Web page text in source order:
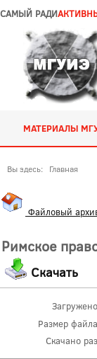
САМЫЙ РАДИ
МАТЕРИАЛЫ
Вы здесь: Главная
Файловый
Римское
Скачать
Размер
Скачано